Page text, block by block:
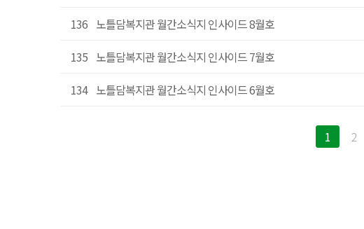
136 노틀담복지관 월간소식지 인사이드 8월호
135 노틀담복지관 월간소식지 인사이드 7월호
134 노틀담복지관 월간소식지 인사이드 6월호
1 2